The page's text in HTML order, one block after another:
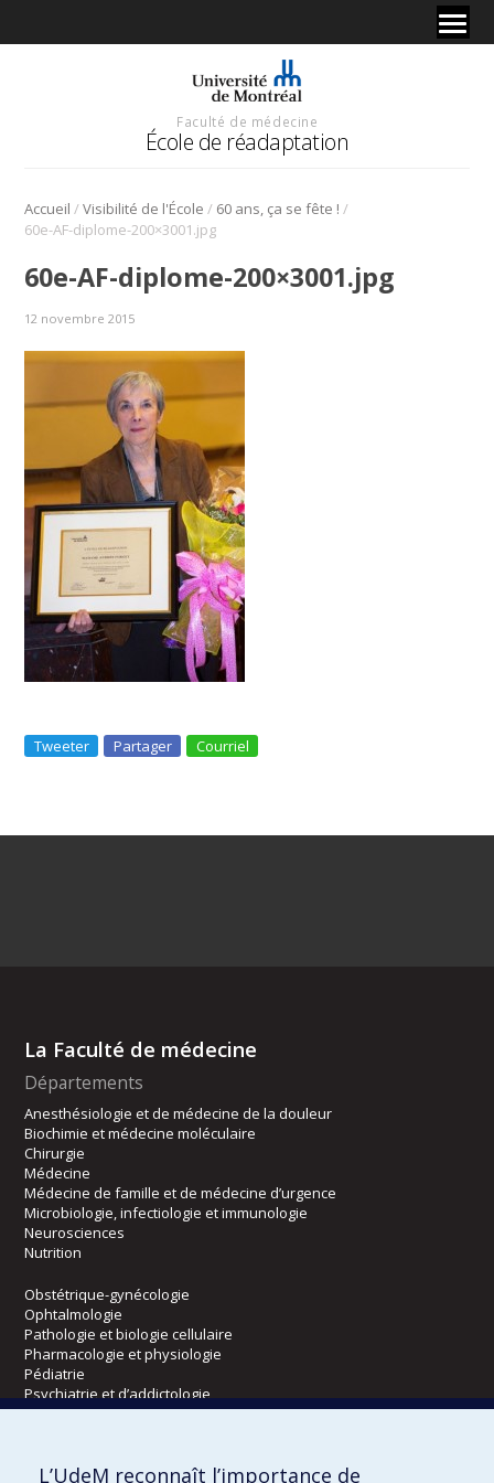
Faculté de médecine
École de réadaptation
Accueil /Visibilité de l'École / 60 ans, ça se fête ! /
60e-AF-diplome-200×3001.jpg
60e-AF-diplome-200×3001.jpg
12 novembre 2015
Tweeter Partager Courriel
La Faculté de médecine
Départements
Anesthésiologie et de médecine de la douleur
Biochimie et médecine moléculaire
Chirurgie
Médecine
Médecine de famille et de médecine d’urgence
Microbiologie, infectiologie et immunologie
Neurosciences
Nutrition
Obstétrique-gynécologie
Ophtalmologie
Pathologie et biologie cellulaire
Pharmacologie et physiologie
Pédiatrie
Psychiatrie et d’addictologie
Radiologie, radio-oncologie et médecine nucléaire
L’UdeM reconnaît l’importance de